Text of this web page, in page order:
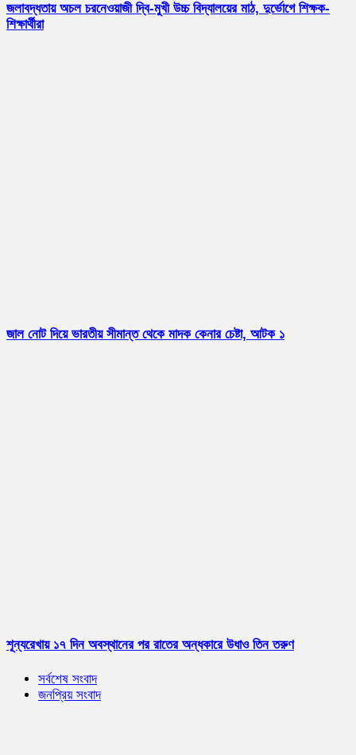
জলাবদ্ধতায় অচল চরনেওয়াজী দ্বি-মুখী উচ্চ বিদ্যালয়ের মাঠ, দুর্ভোগে শিক্ষক-
শিক্ষার্থীরা
জাল নোট দিয়ে ভারতীয় সীমান্ত থেকে মাদক কেনার চেষ্টা, আটক ১
শূন্যরেখায় ১৭ দিন অবস্থানের পর রাতের অন্ধকারে উধাও তিন তরুণ
সর্বশেষ সংবাদ
জনপ্রিয় সংবাদ